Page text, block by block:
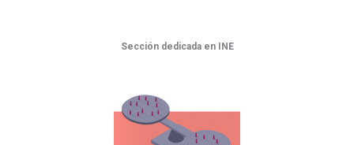
Sección dedicada en INE